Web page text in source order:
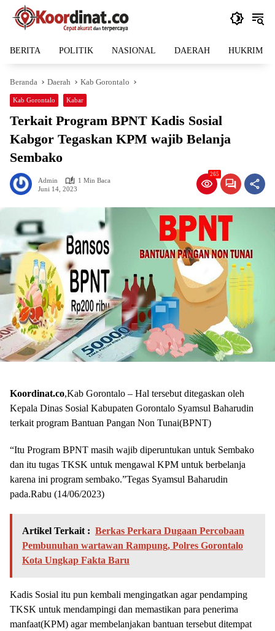
Langsung
BERITA POLITIK NASIONAL DAERAH HUKRIM
Beranda Daerah Kab Gorontalo
Kab Gorontalo Kabar
Terkait Program BPNT Kadis Sosial
Kabgor Tegaskan KPM wajib Belanja
Sembako
Admin
1 Min Baca
Juni 14, 2023
265
Koordinat.co,Kab Gorontalo – Hal tersebut ditegaskan oleh
Kepala Dinas Sosial Kabupaten Gorontalo Syamsul Baharudin
terkait program Bantuan Pangan Non Tunai(BPNT)
“Itu Program BPNT masih wajib diperuntukan untuk Sembako
dan itu tugas TKSK untuk mengawal KPM untuk berbelanja
karena ini program sembako.”Tegas Syamsul Baharudin
pada.Rabu (14/06/2023)
Artikel Terkait : Berkas Perkara Dugaan Percobaan
Pembunuhan wartawan Rampung, Polres Gorontalo
Kota Ungkap Fakta Baru
Kadis Sosial itu pun kembali mengingatkan agar pendamping
TKSK untuk mendampingi dan memastikan para penerima
manfaat(KPM) agar membelanjakan bantuan tersebut ditempat